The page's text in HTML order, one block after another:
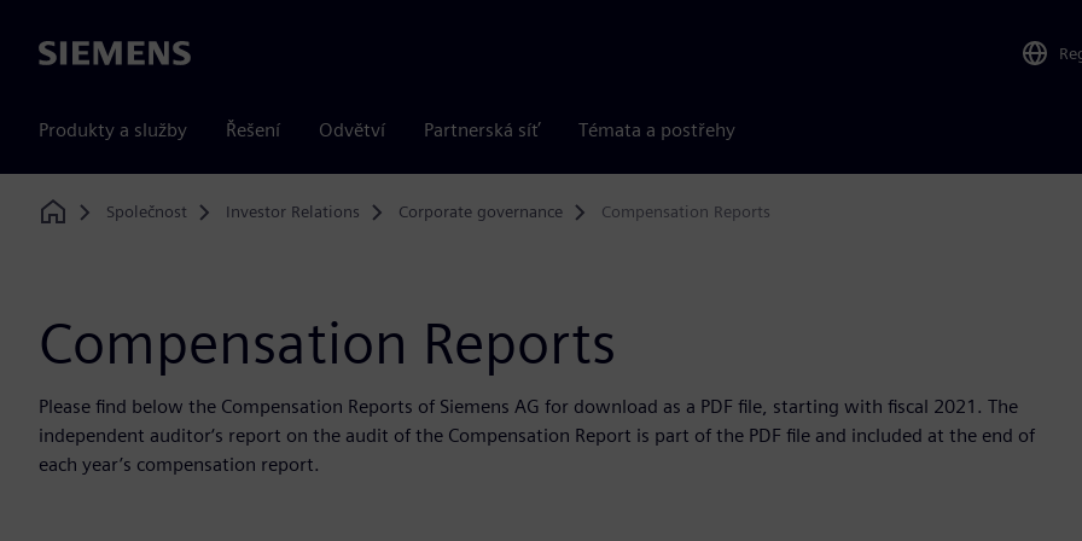
Siemens
Produkty a služby Řešení Odvětví Partnerská síť Témata a postřehy
Home
Společnost Investor Relations Corporate governance Compensation Reports
Compensation Reports
Please find below the Compensation Reports of Siemens AG for download as a PDF file, starting with fiscal 2021. The
independent auditor‘s report on the audit of the Compensation Report is part of the PDF file and included at the end of
each year’s compensation report.